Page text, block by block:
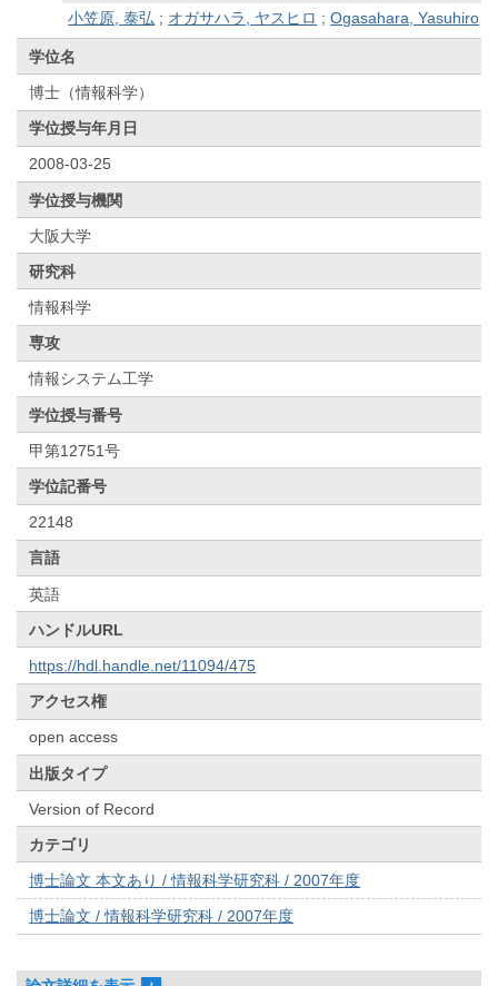
小笠原, 泰弘 ; オガサハラ, ヤスヒロ ;Ogasahara, Yasuhiro
学位名
博士（情報科学）
学位授与年月日
2008-03-25
学位授与機関
大阪大学
研究科
情報科学
専攻
情報システム工学
学位授与番号
甲第12751号
学位記番号
22148
言語
英語
ハンドルURL
https://hdl.handle.net/11094/475
アクセス権
open access
出版タイプ
Version of Record
カテゴリ
博士論文 本文あり / 情報科学研究科 / 2007年度
博士論文 / 情報科学研究科 / 2007年度